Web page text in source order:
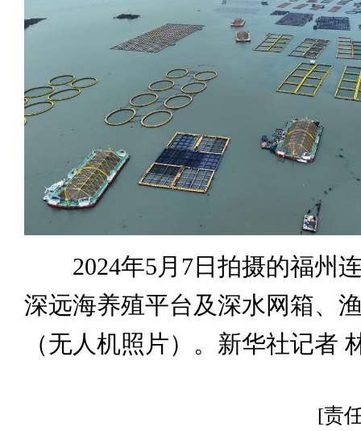
2024年5月7日拍摄的福州
深远海养殖平台及深水网箱、
（无人机照片）。新华社记者
[责